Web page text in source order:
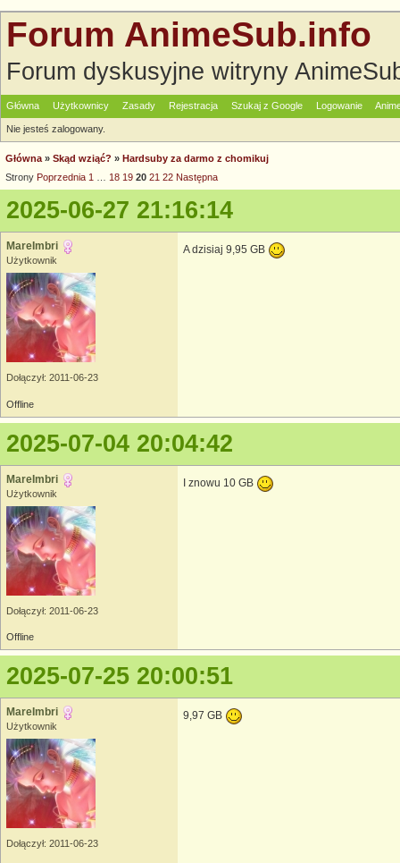
Forum AnimeSub.info
Forum dyskusyjne witryny
Główna Użytkownicy Zasady Rejestracja Szukaj z Google Logowanie
Nie jesteś zalogowany.
Główna » Skąd wziąć? » Hardsuby za darmo z chomikuj
Strony Poprzednia 1 18 19 20 21 22 Następna
2025-06-27 21:16:14
MareImbri
Użytkownik
Dołączył: 2011-06-23
A dzisiaj 9,95 GB
Offline
2025-07-04 20:04:42
MareImbri
Użytkownik
Dołączył: 2011-06-23
I znowu 10 GB
Offline
2025-07-25 20:00:51
MareImbri
Użytkownik
Dołączył: 2011-06-23
9,97 GB